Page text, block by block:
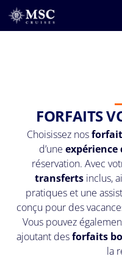
FORFAITS
Choisissez nos
d’une expérience
réservation. Avec
transferts inclus,
pratiques et une
conçu pour des
Vous pouvez
ajoutant desforfaits
la